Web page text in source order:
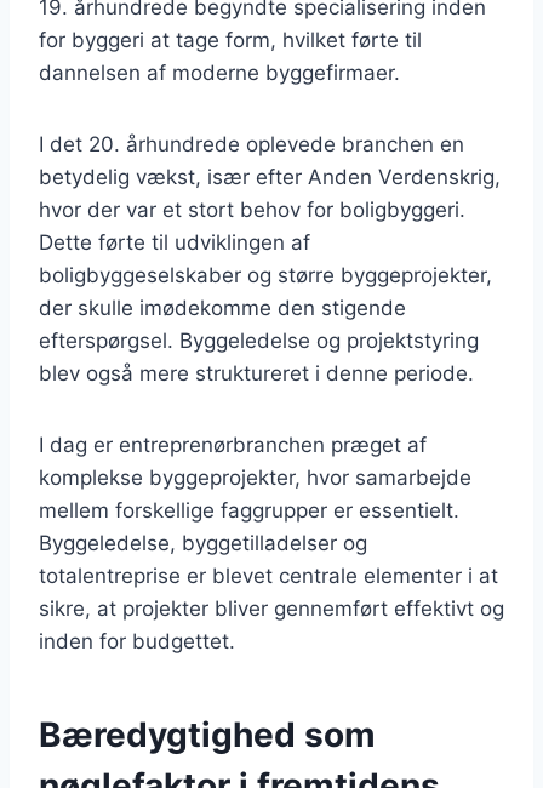
19. århundrede begyndte specialisering inden
for byggeri at tage form, hvilket førte til
dannelsen af moderne byggefirmaer.
I det 20. århundrede oplevede branchen en
betydelig vækst, især efter Anden Verdenskrig,
hvor der var et stort behov for boligbyggeri.
Dette førte til udviklingen af
boligbyggeselskaber og større byggeprojekter,
der skulle imødekomme den stigende
efterspørgsel. Byggeledelse og projektstyring
blev også mere struktureret i denne periode.
I dag er entreprenørbranchen præget af
komplekse byggeprojekter, hvor samarbejde
mellem forskellige faggrupper er essentielt.
Byggeledelse, byggetilladelser og
totalentreprise er blevet centrale elementer i at
sikre, at projekter bliver gennemført effektivt og
inden for budgettet.
Bæredygtighed som